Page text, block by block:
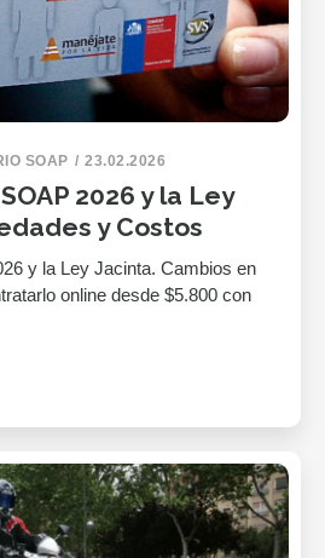
SOAP 23.02.2026
2026 y la Ley
y Costos
y la Ley Jacinta. Cambios en
online desde $5.800 con